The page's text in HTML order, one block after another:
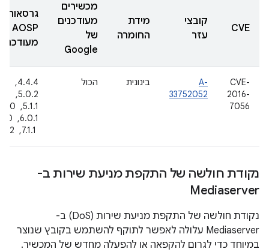
CVE
קובצי
עזר
מידת
החומרה
מכשירים
מעודכנים
של
Google
גרסאות
AOSP
CVE-
2016-
7056
A-
33752052
בינונית הכול
4.4.4, ‏
5.0.2, ‏
נקודת חולשה של התקפת מניעת שירות ב-
Mediaserver
נקודת חולשה של התקפת מניעת שירות (DoS) ב-
Mediaserver עלולה לאפשר לתוקף להשתמש בקובץ שנוצר
במיוחד כדי לגרום להקפאה או להפעלה מחדש של המכשיר.